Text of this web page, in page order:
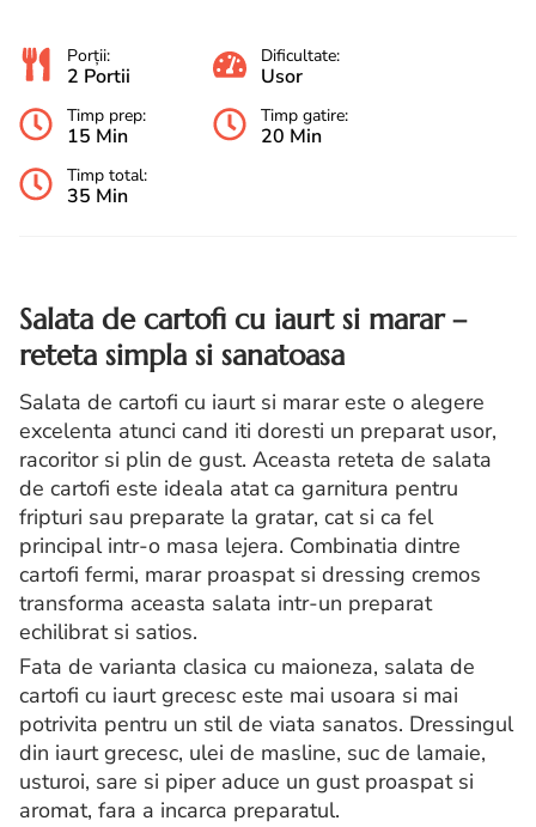
Porții:
2 Portii
Dificultate:
Usor
Timp prep:
15 Min
Timp gatire:
20 Min
Timp total:
35 Min
Salata de cartofi cu iaurt si marar –
reteta simpla si sanatoasa
Salata de cartofi cu iaurt si marar este o alegere
excelenta atunci cand iti doresti un preparat usor,
racoritor si plin de gust. Aceasta reteta de salata
de cartofi este ideala atat ca garnitura pentru
fripturi sau preparate la gratar, cat si ca fel
principal intr-o masa lejera. Combinatia dintre
cartofi fermi, marar proaspat si dressing cremos
transforma aceasta salata intr-un preparat
echilibrat si satios.
Fata de varianta clasica cu maioneza, salata de
cartofi cu iaurt grecesc este mai usoara si mai
potrivita pentru un stil de viata sanatos. Dressingul
din iaurt grecesc, ulei de masline, suc de lamaie,
usturoi, sare si piper aduce un gust proaspat si
aromat, fara a incarca preparatul.